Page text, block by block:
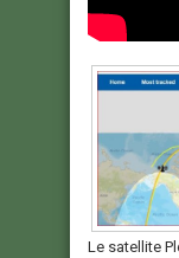
Le satellite